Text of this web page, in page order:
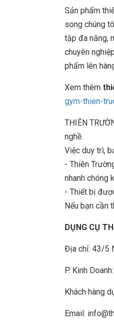
Sản phẩm
song chúng
tập đa năng,
chuyên
phẩm lên
Xem thêm
gym-thien-
THIÊN
nghề.
Việc duy trì,
- Thiên
nhanh chóng
- Thiết bị
Nếu bạn cần
DỤNG CỤ
Địa chỉ: 43/5
P. Kinh Doanh:
Khách hàng
Email: